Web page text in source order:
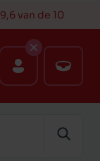
9,6 van de 10